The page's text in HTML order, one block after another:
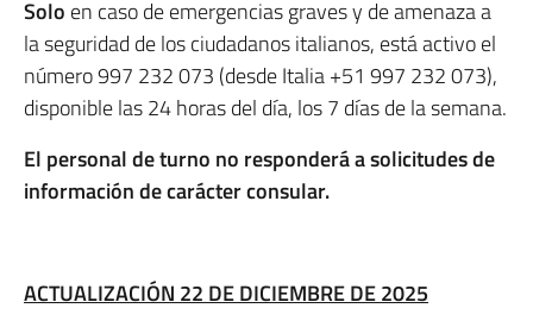
Solo en caso de emergencias graves y de amenaza a
la seguridad de los ciudadanos italianos, está activo el
número 997 232 073 (desde Italia +51 997 232 073),
disponible las 24 horas del día, los 7 días de la semana.
El personal de turno no responderá a solicitudes de
información de carácter consular.
ACTUALIZACIÓN 22 DE DICIEMBRE DE 2025